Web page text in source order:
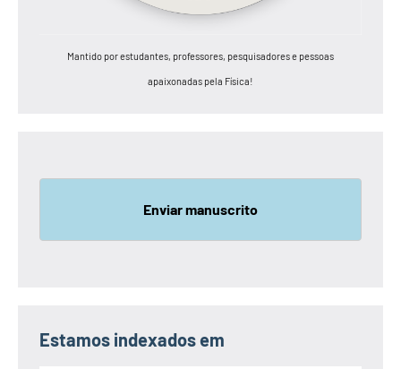
Mantido por estudantes, professores, pesquisadores e pessoas
apaixonadas pela Física!
Enviar manuscrito
Estamos indexados em